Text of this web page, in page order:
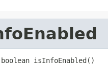
isInfoEnabled()